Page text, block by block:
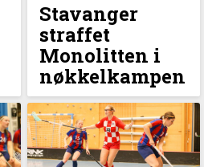
Stavanger
straffet
Monolitten i
nøkkelkampen